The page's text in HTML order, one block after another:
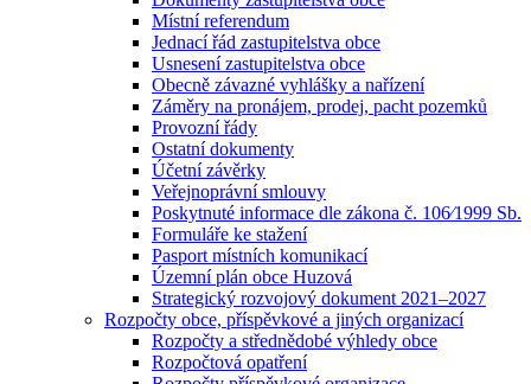
Místní referendum
Jednací řád zastupitelstva obce
Usnesení zastupitelstva obce
Obecně závazné vyhlášky a nařízení
Záměry na pronájem, prodej, pacht pozemků
Provozní řády
Ostatní dokumenty
Účetní závěrky
Veřejnoprávní smlouvy
Poskytnuté informace dle zákona č. 106⁄1999 Sb.
Formuláře ke stažení
Pasport místních komunikací
Územní plán obce Huzová
Strategický rozvojový dokument 2021–2027
Rozpočty obce, příspěvkové a jiných organizací
Rozpočty a střednědobé výhledy obce
Rozpočtová opatření